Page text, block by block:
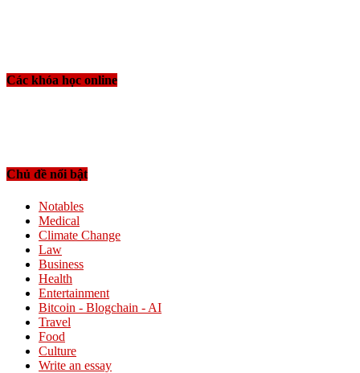
Các khóa học online
Chủ đề nổi bật
Notables
Medical
Climate Change
Law
Business
Health
Entertainment
Bitcoin - Blogchain - AI
Travel
Food
Culture
Write an essay